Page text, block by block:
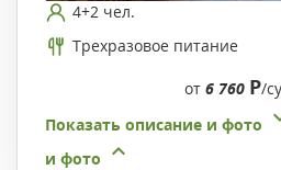
4+2 чел.
Трехразовое питание
от 6 760 Р/
Показать описание и фото
и фото